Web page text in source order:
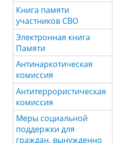
Книга памяти
участников СВО
Электронная книга
Памяти
Антинаркотическая
комиссия
Антитеррористическая
комиссия
Меры социальной
поддержки для
граждан, вынужденно